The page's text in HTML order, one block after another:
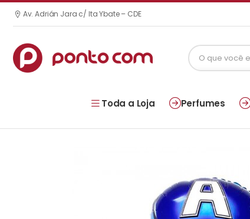
Av. Adrián Jara c/ Ita Ybate – CDE
Toda a Loja Perfumes